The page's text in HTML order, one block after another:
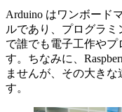
Arduino はワンボード
ルであり、プログラ
で誰でも電子工作やプ
す。ちなみに、
ませんが、その大き
す。